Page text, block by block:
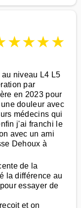
★★★★
niveau L4 L5
par
en 2023 pour
douleur avec
médecins qui
j'ai franchi le
avec un ami
Dehoux à
de la
la différence au
essayer de
et on